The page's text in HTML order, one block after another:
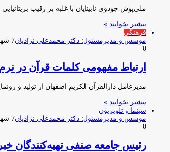
ملی‌پوش جودوی نابینایان با غلبه بر رقیب بریتانیایی خود توانست
بیشتر بخوانید »
فرهنگی
موسس و مدیرمسئول: دکتر محمدعلی نژادیان7 شهریور 1400 08:00
0
ارتباط مفهومی کلمات قرآن در
مدیرعامل دارالقرآن ‌الکریم اصفهان از تولید و رونمایی نرم‌افزار فهیم شامل ۱۱۹
بیشتر بخوانید »
سینما و تلویزیون
موسس و مدیرمسئول: دکتر محمدعلی نژادیان7 شهریور 1400 00:02
0
رئیس جامعه صنفی تهیه‌کنندگان